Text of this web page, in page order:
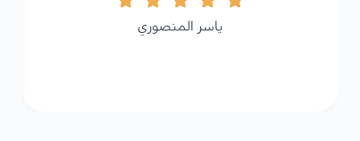
ياسر المنصوري